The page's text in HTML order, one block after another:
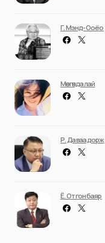
Г. Мэнд-Ооёо
Мөнгөндалай
Р. Даваадорж
Ё. Отгонбаяр